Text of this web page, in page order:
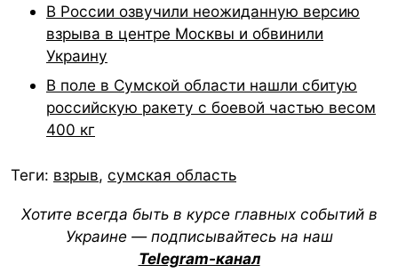
В России озвучили неожиданную версию
взрыва в центре Москвы и обвинили
Украину
В поле в Сумской области нашли сбитую
российскую ракету с боевой частью весом
400 кг
Теги: взрыв, сумская область
Хотите всегда быть в курсе главных событий в
Украине — подписывайтесь на наш
Telegram-канал